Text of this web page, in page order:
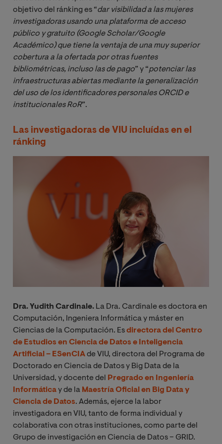
objetivo del ránking es “dar visibilidad a las mujeres
investigadoras usando una plataforma de acceso
público y gratuito (Google Scholar/Google
Académico) que tiene la ventaja de una muy superior
cobertura a la ofertada por otras fuentes
bibliométricas, incluso las de pago” y “potenciar las
infraestructuras abiertas mediante la generalización
del uso de los identificadores personales ORCID e
institucionales RoR”.
Las investigadoras de VIU incluídas en el
ránking
Image
Dra. Yudith Cardinale. La Dra. Cardinale es doctora en
Computación, Ingeniera Informática y máster en
Ciencias de la Computación. Esdirectora del Centro
de Estudios en Ciencia de Datos e Inteligencia
Artificial – ESenCIAde VIU, directora del Programa de
Doctorado en Ciencia de Datos y Big Data de la
Universidad, y docente del Pregrado en Ingeniería
Informáticay de la Maestría Oficial en Big Data y
Ciencia de Datos. Además, ejerce la labor
investigadora en VIU, tanto de forma individual y
colaborativa con otras instituciones, como parte del
Grupo de investigación en Ciencia de Datos – GRID.